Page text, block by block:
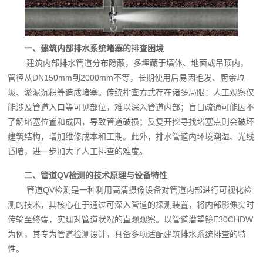
一、建筑内部排水系统堵塞的排查困境
建筑内部排水管道分布隐蔽，多埋藏于墙体、地面或吊顶内，
管径从DN150mm到2000mm不等，长期使用后易因毛发、厨余垃
圾、淤泥沉积等造成堵塞。传统排查方式存在诸多局限：人工观察仅
能涉及管道入口等可见部位，难以深入管道内部；盲目疏通可能因不
了解堵塞位置和成因，导致管道破损；反复开挖寻找堵塞点则会破坏
建筑结构，增加维修成本和工期。此外，排水管道内环境潮湿、光线
昏暗，进一步加大了人工排查的难度。
二、管道QV检测的技术原理与设备特性
管道QV检测是一种利用高清摄像设备对管道内部进行可视化检
测的技术，其核心在于通过可深入管道的探测装置，将内部影像实时
传输至终端，实现对管道状况的直观观察。以管道潜望镜E30CHDW
为例，其专为管道检测设计，具备多项适配建筑排水系统排查的特
性。